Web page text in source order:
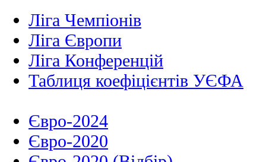
Ліга Чемпіонів
Ліга Європи
Ліга Конференцій
Таблиця коефіцієнтів УЄФА
Євро-2024
Євро-2020